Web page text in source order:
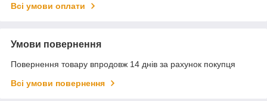
Всі умови оплати
Умови повернення
Повернення товару впродовж 14 днів за рахунок покупця
Всі умови повернення